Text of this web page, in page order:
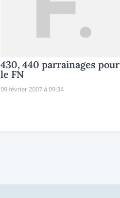
430, 440 parrainages pour
le FN
09 février 2007 à 09:34